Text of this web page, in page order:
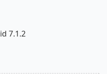
7.1.2